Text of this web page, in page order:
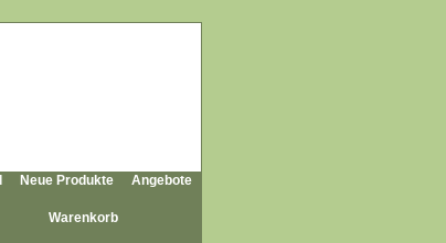
Neue Produkte Angebote
Warenkorb